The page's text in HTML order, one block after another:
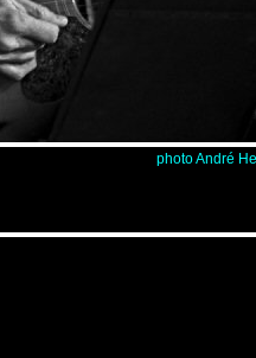
photo André